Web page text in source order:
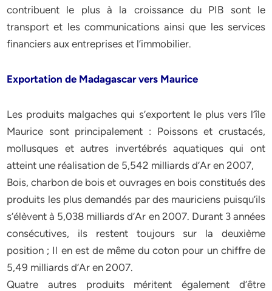
contribuent le plus à la croissance du PIB sont le
transport et les communications ainsi que les services
financiers aux entreprises et l’immobilier.
Exportation de Madagascar vers Maurice
Les produits malgaches qui s’exportent le plus vers l’île
Maurice sont principalement : Poissons et crustacés,
mollusques et autres invertébrés aquatiques qui ont
atteint une réalisation de 5,542 milliards d’Ar en 2007,
Bois, charbon de bois et ouvrages en bois constitués des
produits les plus demandés par des mauriciens puisqu’ils
s’élèvent à 5,038 milliards d’Ar en 2007. Durant 3 années
consécutives, ils restent toujours sur la deuxième
position ; Il en est de même du coton pour un chiffre de
5,49 milliards d’Ar en 2007.
Quatre autres produits méritent également d’être